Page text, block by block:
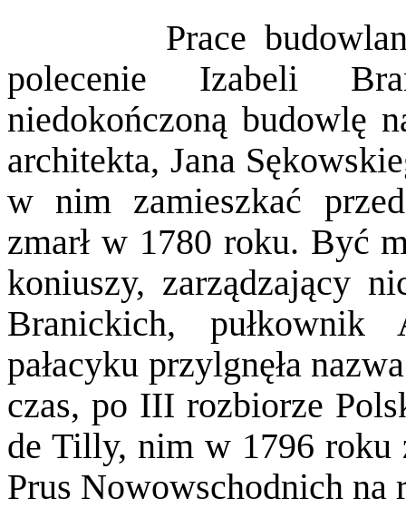
Prace budowlane
polecenie Izabeli
niedokończoną budowlę
architekta, Jana
w nim zamieszkać
zmarł w 1780 roku. Być
koniuszy, zarządzający
Branickich,
pałacyku przylgnęła
czas, po III rozbiorze
de Tilly, nim w 1796 roku
Prus Nowowschodnich na